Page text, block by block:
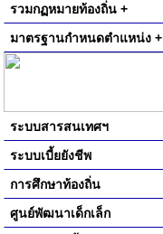
รวมกฏหมายท้องถิ่น +
มาตรฐานกำหนดตำแหน่ง +
ระบบสารสนเทศฯ
ระบบเบี้ยยังชีพ
การศึกษาท้องถิ่น
ศูนย์พัฒนาเด็กเล็ก